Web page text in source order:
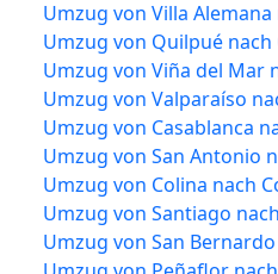
Umzug von Villa
Umzug von Quilpué
Umzug von Viña del Mar
Umzug von Valparaíso
Umzug von Casablanca
Umzug von San Antonio
Umzug von Colina nach
Umzug von Santiago
Umzug von San